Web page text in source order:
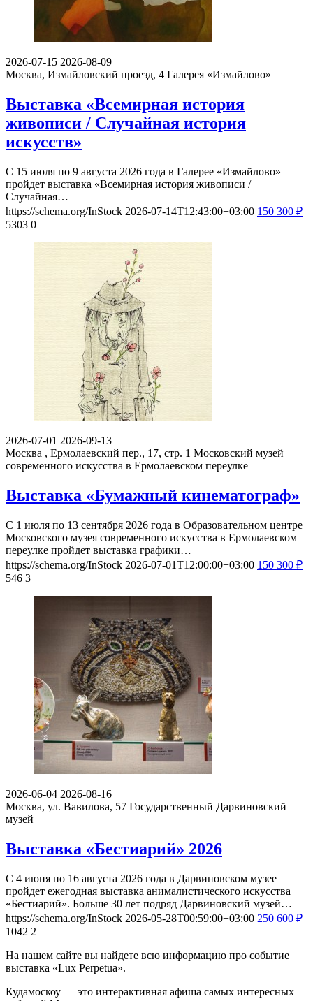
2026-07-15 2026-08-09
Москва, Измайловский проезд, 4 Галерея «Измайлово»
Выставка «Всемирная история
живописи / Случайная история
искусств»
С 15 июля по 9 августа 2026 года в Галерее «Измайлово»
пройдет выставка «Всемирная история живописи /
Случайная…
https://schema.org/InStock 2026-07-14T12:43:00+03:00 150 300 ₽
5303 0
2026-07-01 2026-09-13
Москва , Ермолаевский пер., 17, стр. 1 Московский музей
современного искусства в Ермолаевском переулке
Выставка «Бумажный кинематограф»
С 1 июля по 13 сентября 2026 года в Образовательном центре
Московского музея современного искусства в Ермолаевском
переулке пройдет выставка графики…
https://schema.org/InStock 2026-07-01T12:00:00+03:00 150 300 ₽
546 3
2026-06-04 2026-08-16
Москва, ул. Вавилова, 57 Государственный Дарвиновский
музей
Выставка «Бестиарий» 2026
С 4 июня по 16 августа 2026 года в Дарвиновском музее
пройдет ежегодная выставка анималистического искусства
«Бестиарий». Больше 30 лет подряд Дарвиновский музей…
https://schema.org/InStock 2026-05-28T00:59:00+03:00 250 600 ₽
1042 2
На нашем сайте вы найдете всю информацию про событие
выставка «Lux Perpetua».
Кудамоскоу — это интерактивная афиша самых интересных